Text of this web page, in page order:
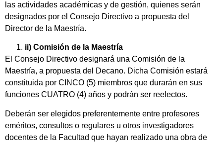
las actividades académicas y de gestión, quienes serán
designados por el Consejo Directivo a propuesta del
Director de la Maestría.
ii) Comisión de la Maestría
El Consejo Directivo designará una Comisión de la
Maestría, a propuesta del Decano. Dicha Comisión estará
constituida por CINCO (5) miembros que durarán en sus
funciones CUATRO (4) años y podrán ser reelectos.
Deberán ser elegidos preferentemente entre profesores
eméritos, consultos o regulares u otros investigadores
docentes de la Facultad que hayan realizado una obra de